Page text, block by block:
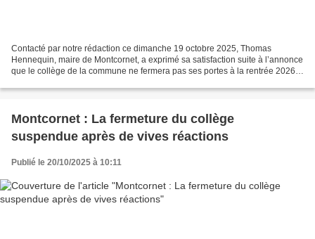
Contacté par notre rédaction ce dimanche 19 octobre 2025, Thomas
Hennequin, maire de Montcornet, a exprimé sa satisfaction suite à l’annonce
que le collège de la commune ne fermera pas ses portes à la rentrée 2026.
Montcornet : La fermeture du collège
suspendue après de vives réactions
Publié le 20/10/2025 à 10:11